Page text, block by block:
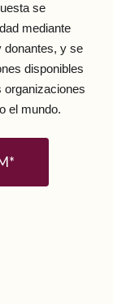
se
mediante
donantes, y se
disponibles
organizaciones
el mundo.